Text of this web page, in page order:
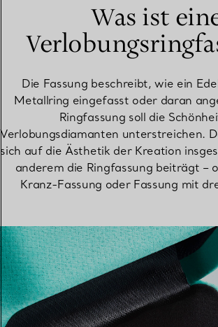
Was ist
Die Fassung beschreibt, wie ein
Metallring eingefasst oder daran
Ringfassung soll die
Verlobungsdiamanten unterstreichen.
sich auf die Ästhetik der Kreation
anderem die Ringfassung beiträgt –
Kranz-Fassung oder Fassung mit